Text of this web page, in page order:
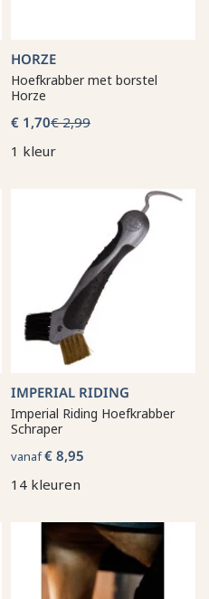
HORZE
Hoefkrabber met borstel
Horze
€ 1,70€ 2,99
1 kleur
IMPERIAL RIDING
Imperial Riding Hoefkrabber
Schraper
vanaf€ 8,95
14 kleuren